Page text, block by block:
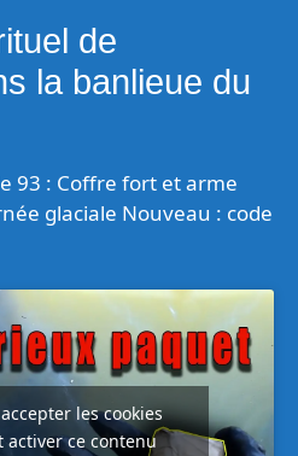
de
la banlieue du
93 : Coffre fort et arme
glaciale Nouveau : code
les cookies
activer ce contenu